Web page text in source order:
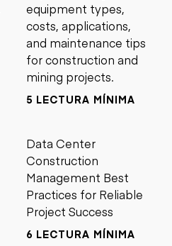
equipment types,
costs, applications,
and maintenance tips
for construction and
mining projects.
5 LECTURA MÍNIMA
Data Center
Construction
Management Best
Practices for Reliable
Project Success
6 LECTURA MÍNIMA